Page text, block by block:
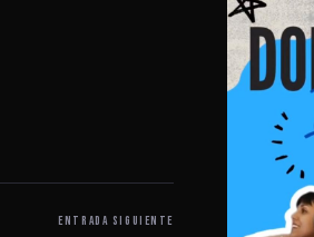
ENTRADA SIGUIENTE